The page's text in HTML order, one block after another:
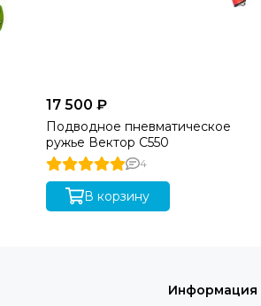
17 500 ₽
Подводное пневматическое
ружье Вектор C550
4
В корзину
Информация